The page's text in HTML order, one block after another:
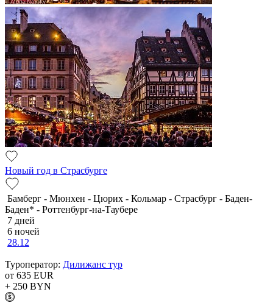
Новый год в Страсбурге
Бамберг - Мюнхен - Цюрих - Кольмар - Страсбург - Баден-
Баден* - Роттенбург-на-Таубере
7 дней
6 ночей
28.12
Туроператор: Дилижанс тур
от 635 EUR
+ 250 BYN